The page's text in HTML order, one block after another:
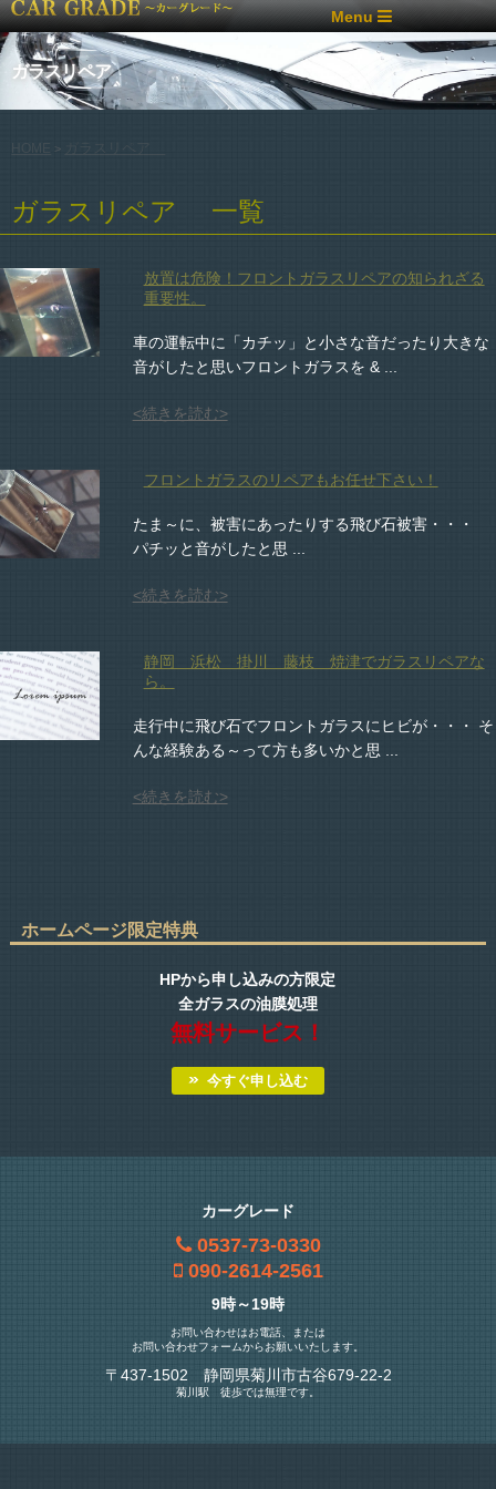
Menu
ガラスリペア
>
ガラスリペア 一覧
放置は危険！フロントガラスリペアの知られざる
重要性。
車の運転中に「カチッ」と小さな音だったり大きな
音がしたと思いフロントガラスを & ...
<続きを読む>
フロントガラスのリペアもお任せ下さい！
たま～に、被害にあったりする飛び石被害・・・
パチッと音がしたと思 ...
<続きを読む>
静岡 浜松 掛川 藤枝 焼津でガラスリペアな
ら。
走行中に飛び石でフロントガラスにヒビが・・・ そ
んな経験ある～って方も多いかと思 ...
<続きを読む>
ホームページ限定特典
HPから申し込みの方限定
全ガラスの油膜処理
無料サービス！
今すぐ申し込む
カーグレード
0537-73-0330
090-2614-2561
9時～19時
お問い合わせはお電話、または
お問い合わせフォームからお願いいたします。
〒437-1502 静岡県菊川市古谷679-22-2
菊川駅 徒歩では無理です。